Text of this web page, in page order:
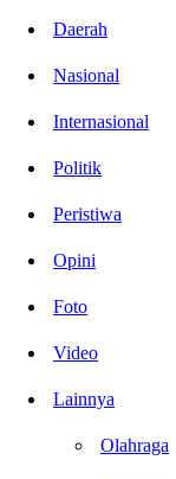
Daerah
Nasional
Internasional
Politik
Peristiwa
Opini
Foto
Video
Lainnya
Olahraga